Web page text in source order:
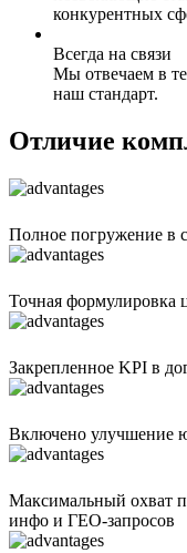
конкурентных
Всегда на связи
Мы отвечаем в
наш стандарт.
Отличие
Полное погружение в
Точная формулировка
Закрепленное KPI в
Включено улучшение
Максимальный охват
инфо и ГЕО-запросов